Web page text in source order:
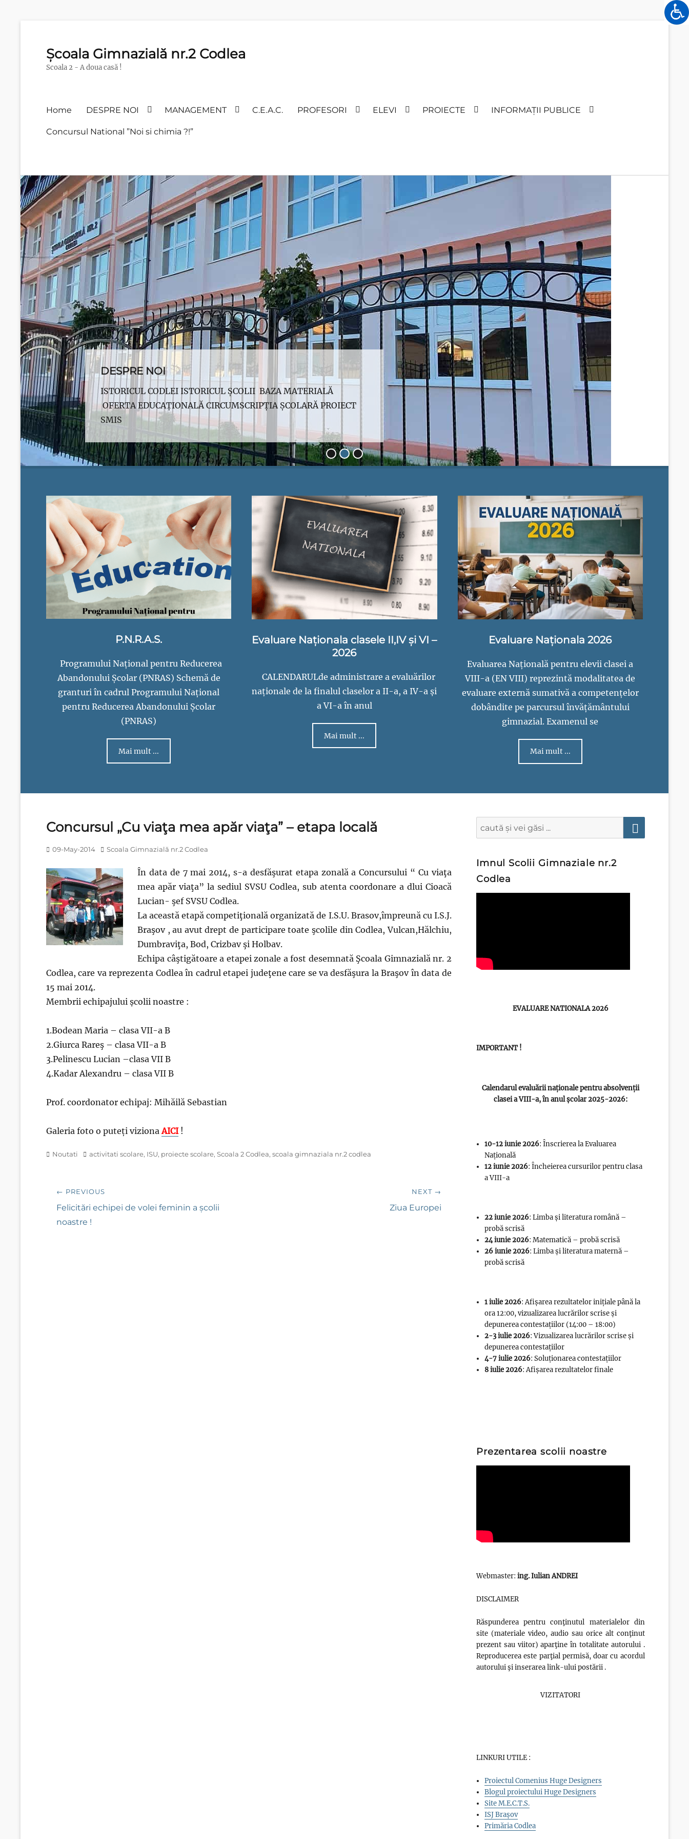
Școala Gimnazială nr.2 Codlea
Scoala 2 - A doua casă !
Primary
Home DESPRE NOI MANAGEMENT C.E.A.C. PROFESORI ELEVI PROIECTE INFORMAȚII PUBLICE
Concursul National ”Noi si chimia ?!”
DESPRE NOI
Posted
on
By
Scoala
Gimnazială
nr.2
ISTORICUL CODLEI ISTORICUL ȘCOLII BAZA MATERIALĂ
OFERTA EDUCAȚIONALĂ CIRCUMSCRIPȚIA ȘCOLARĂ PROIECT
SMIS
P.N.R.A.S.
Programului Național pentru Reducerea
Abandonului Școlar (PNRAS) Schemă de
granturi în cadrul Programului Național
pentru Reducerea Abandonului Școlar
(PNRAS)
Mai mult ...
Evaluare Naționala clasele II,IV și VI –
2026
CALENDARULde administrare a evaluărilor
naționale de la finalul claselor a II-a, a IV-a și
a VI-a în anul
Mai mult ...
Evaluare Naționala 2026
Evaluarea Națională pentru elevii clasei a
VIII-a (EN VIII) reprezintă modalitatea de
evaluare externă sumativă a competențelor
dobândite pe parcursul învățământului
gimnazial. Examenul se
Mai mult ...
Concursul „Cu viaţa mea apăr viaţa” – etapa locală
Posted
09-May-2014 Author
Scoala Gimnazială nr.2 Codlea
În data de 7 mai 2014, s-a desfăşurat etapa zonală a Concursului “ Cu viaţa
mea apăr viaţa” la sediul SVSU Codlea, sub atenta coordonare a dlui Cioacă
Lucian- şef SVSU Codlea.
La această etapă competiţională organizată de I.S.U. Brasov,împreună cu I.S.J.
Braşov , au avut drept de participare toate şcolile din Codlea, Vulcan,Hălchiu,
Dumbraviţa, Bod, Crizbav şi Holbav.
Echipa câştigătoare a etapei zonale a fost desemnată Şcoala Gimnazială nr. 2
Codlea, care va reprezenta Codlea în cadrul etapei judeţene care se va desfăşura la Braşov în data de
15 mai 2014.
Membrii echipajului școlii noastre :
1.Bodean Maria – clasa VII-a B
2.Giurca Rareş – clasa VII-a B
3.Pelinescu Lucian –clasa VII B
4.Kadar Alexandru – clasa VII B
Prof. coordonator echipaj: Mihăilă Sebastian
Galeria foto o puteți vizionaAICI!
Categories
Noutati Tags
activitati scolare, ISU, proiecte scolare, Scoala 2 Codlea, scoala gimnaziala nr.2 codlea
Post
navigation
← PREVIOUS
Previous
post:
Felicitări echipei de volei feminin a școlii
noastre !
NEXT →
Ziua Europei
for:
Imnul Scolii Gimnaziale nr.2
Codlea
EVALUARE NATIONALA 2026
IMPORTANT !
Calendarul evaluării naționale pentru absolvenții
clasei a VIII-a, în anul școlar 2025-2026:
10-12 iunie 2026: Înscrierea la Evaluarea
Națională
12 iunie 2026: Încheierea cursurilor pentru clasa
a VIII-a
22 iunie 2026: Limba și literatura română –
probă scrisă
24 iunie 2026: Matematică – probă scrisă
26 iunie 2026: Limba și literatura maternă –
probă scrisă
1 iulie 2026: Afișarea rezultatelor inițiale până la
ora 12:00, vizualizarea lucrărilor scrise și
depunerea contestațiilor (14:00 – 18:00)
2-3 iulie 2026: Vizualizarea lucrărilor scrise și
depunerea contestațiilor
4-7 iulie 2026: Soluționarea contestațiilor
8 iulie 2026: Afișarea rezultatelor finale
Prezentarea scolii noastre
Webmaster:ing. Iulian ANDREI
DISCLAIMER
Răspunderea pentru conţinutul materialelor din
site (materiale video, audio sau orice alt conţinut
prezent sau viitor) aparţine în totalitate autorului .
Reproducerea este parţial permisă, doar cu acordul
autorului şi inserarea link-ului postării .
VIZITATORI
LINKURI UTILE :
Proiectul Comenius Huge Designers
Blogul proiectului Huge Designers
Site M.E.C.T.S.
ISJ Brașov
Primăria Codlea